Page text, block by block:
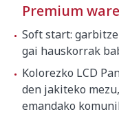
Premium
Soft start:
gai hauskorrak
Kolorezko LCD
den jakiteko
emandako